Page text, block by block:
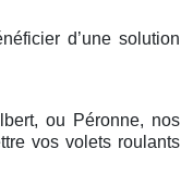
d’une solution
ou Péronne, nos
vos volets roulants